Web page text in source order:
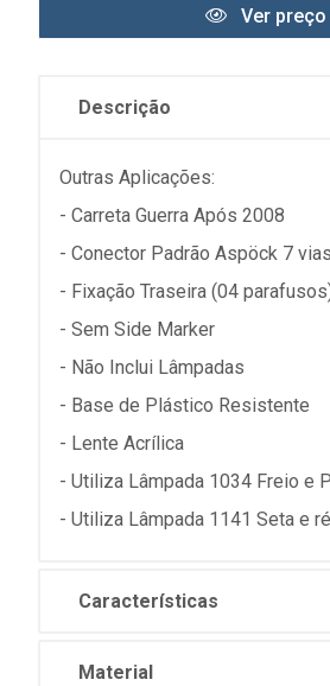
Ver preço
Descrição
Outras Aplicações:
- Carreta Guerra Após 2008
- Conector Padrão Aspöck 7 vias
- Fixação Traseira (04
- Sem Side Marker
- Não Inclui Lâmpadas
- Base de Plástico Resistente
- Lente Acrílica
- Utiliza Lâmpada 1034 Freio e
- Utiliza Lâmpada 1141 Seta e ré
Características
Material